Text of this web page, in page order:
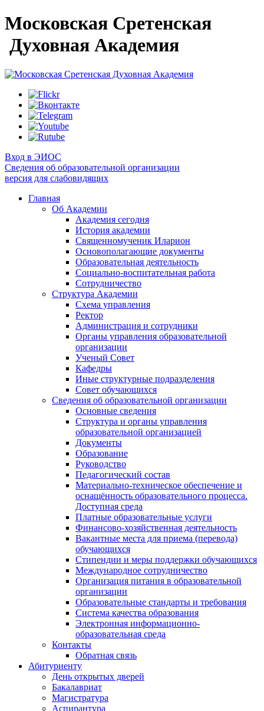
Московская Сретенская
Духовная Академия
Вход в ЭИОС
Сведения об образовательной организации
версия для слабовидящих
Главная
Об Академии
Академия сегодня
История академии
Священномученик Иларион
Основополагающие документы
Образовательная деятельность
Социально-воспитательная работа
Сотрудничество
Структура Академии
Схема управления
Ректор
Администрация и сотрудники
Органы управления образовательной
организации
Ученый Совет
Кафедры
Иные структурные подразделения
Совет обучающихся
Сведения об образовательной организации
Основные сведения
Структура и органы управления
образовательной организацией
Документы
Образование
Руководство
Педагогический состав
Материально-техническое обеспечение и
оснащённость образовательного процесса.
Доступная среда
Платные образовательные услуги
Финансово-хозяйственная деятельность
Вакантные места для приема (перевода)
обучающихся
Стипендии и меры поддержки обучающихся
Международное сотрудничество
Организация питания в образовательной
организации
Образовательные стандарты и требования
Система качества образования
Электронная информационно-
образовательная среда
Контакты
Обратная связь
Абитуриенту
День открытых дверей
Бакалавриат
Магистратура
Аспирантура